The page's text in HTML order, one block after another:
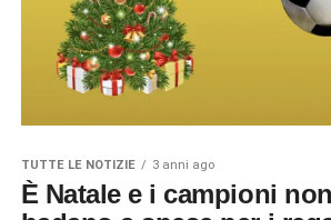
TUTTE LE NOTIZIE 3 anni ago
È Natale e i campioni non